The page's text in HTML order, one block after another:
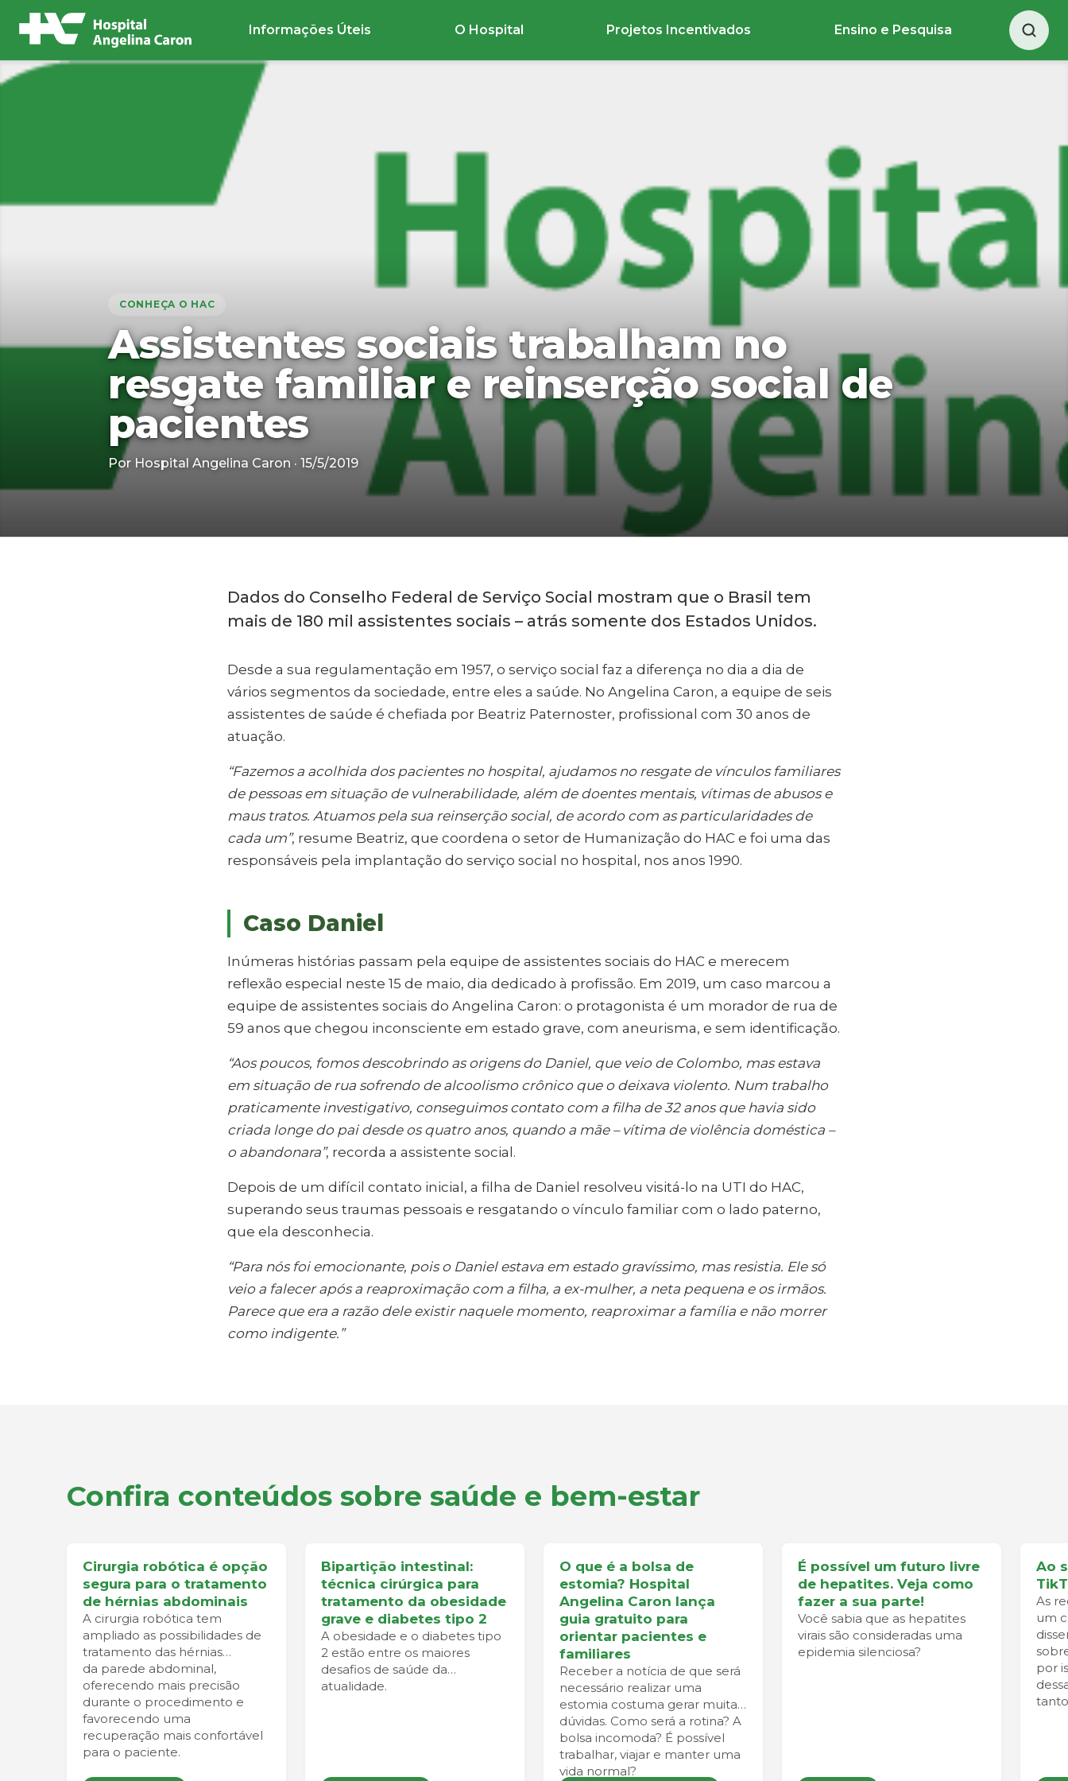
Informações Úteis O Hospital Projetos Incentivados Ensino e Pesquisa
Buscar no site
CONHEÇA O HAC
Assistentes sociais trabalham no
resgate familiar e reinserção social de
pacientes
Por Hospital Angelina Caron · 15/5/2019
Dados do Conselho Federal de Serviço Social mostram que o Brasil tem
mais de 180 mil assistentes sociais – atrás somente dos Estados Unidos.
Desde a sua regulamentação em 1957, o serviço social faz a diferença no dia a dia de
vários segmentos da sociedade, entre eles a saúde. No Angelina Caron, a equipe de seis
assistentes de saúde é chefiada por Beatriz Paternoster, profissional com 30 anos de
atuação.
“Fazemos a acolhida dos pacientes no hospital, ajudamos no resgate de vínculos familiares
de pessoas em situação de vulnerabilidade, além de doentes mentais, vítimas de abusos e
maus tratos. Atuamos pela sua reinserção social, de acordo com as particularidades de
cada um”, resume Beatriz, que coordena o setor de Humanização do HAC e foi uma das
responsáveis pela implantação do serviço social no hospital, nos anos 1990.
Caso Daniel
Inúmeras histórias passam pela equipe de assistentes sociais do HAC e merecem
reflexão especial neste 15 de maio, dia dedicado à profissão. Em 2019, um caso marcou a
equipe de assistentes sociais do Angelina Caron: o protagonista é um morador de rua de
59 anos que chegou inconsciente em estado grave, com aneurisma, e sem identificação.
“Aos poucos, fomos descobrindo as origens do Daniel, que veio de Colombo, mas estava
em situação de rua sofrendo de alcoolismo crônico que o deixava violento. Num trabalho
praticamente investigativo, conseguimos contato com a filha de 32 anos que havia sido
criada longe do pai desde os quatro anos, quando a mãe – vítima de violência doméstica –
o abandonara”, recorda a assistente social.
Depois de um difícil contato inicial, a filha de Daniel resolveu visitá-lo na UTI do HAC,
superando seus traumas pessoais e resgatando o vínculo familiar com o lado paterno,
que ela desconhecia.
“Para nós foi emocionante, pois o Daniel estava em estado gravíssimo, mas resistia. Ele só
veio a falecer após a reaproximação com a filha, a ex-mulher, a neta pequena e os irmãos.
Parece que era a razão dele existir naquele momento, reaproximar a família e não morrer
como indigente.”
Confira conteúdos sobre saúde e bem-estar
Cirurgia robótica é opção
segura para o tratamento
de hérnias abdominais
A cirurgia robótica tem
ampliado as possibilidades de
tratamento das hérnias
da parede abdominal,
oferecendo mais precisão
durante o procedimento e
favorecendo uma
recuperação mais confortável
para o paciente.
Bipartição intestinal:
técnica cirúrgica para
tratamento da obesidade
grave e diabetes tipo 2
A obesidade e o diabetes tipo
2 estão entre os maiores
desafios de saúde da
atualidade.
O que é a bolsa de
estomia? Hospital
Angelina Caron lança
guia gratuito para
orientar pacientes e
familiares
Receber a notícia de que será
necessário realizar uma
estomia costuma gerar muitas
dúvidas. Como será a rotina? A
bolsa incomoda? É possível
trabalhar, viajar e manter uma
vida normal?
É possível um futuro livre
de hepatites. Veja como
fazer a sua parte!
Você sabia que as hepatites
virais são consideradas uma
epidemia silenciosa?
Ao
As
um
por